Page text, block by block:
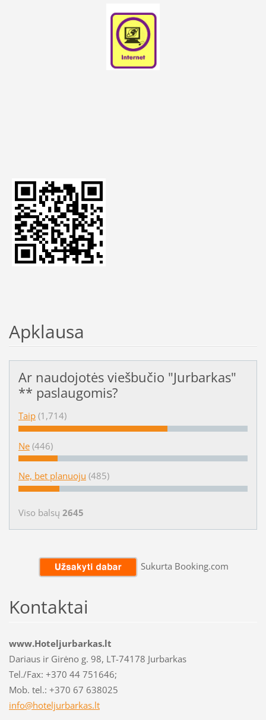
Apklausa
Ar naudojotės viešbučio "Jurbarkas"
** paslaugomis?
Taip (1,714)
Ne (446)
Ne, bet planuoju (485)
Viso balsų 2645
Sukurta Booking.com
Kontaktai
www.Hoteljurbarkas.lt
Dariaus ir Girėno g. 98, LT-74178 Jurbarkas
Tel./Fax: +370 44 751646;
Mob. tel.: +370 67 638025
info@hoteljurbarkas.lt